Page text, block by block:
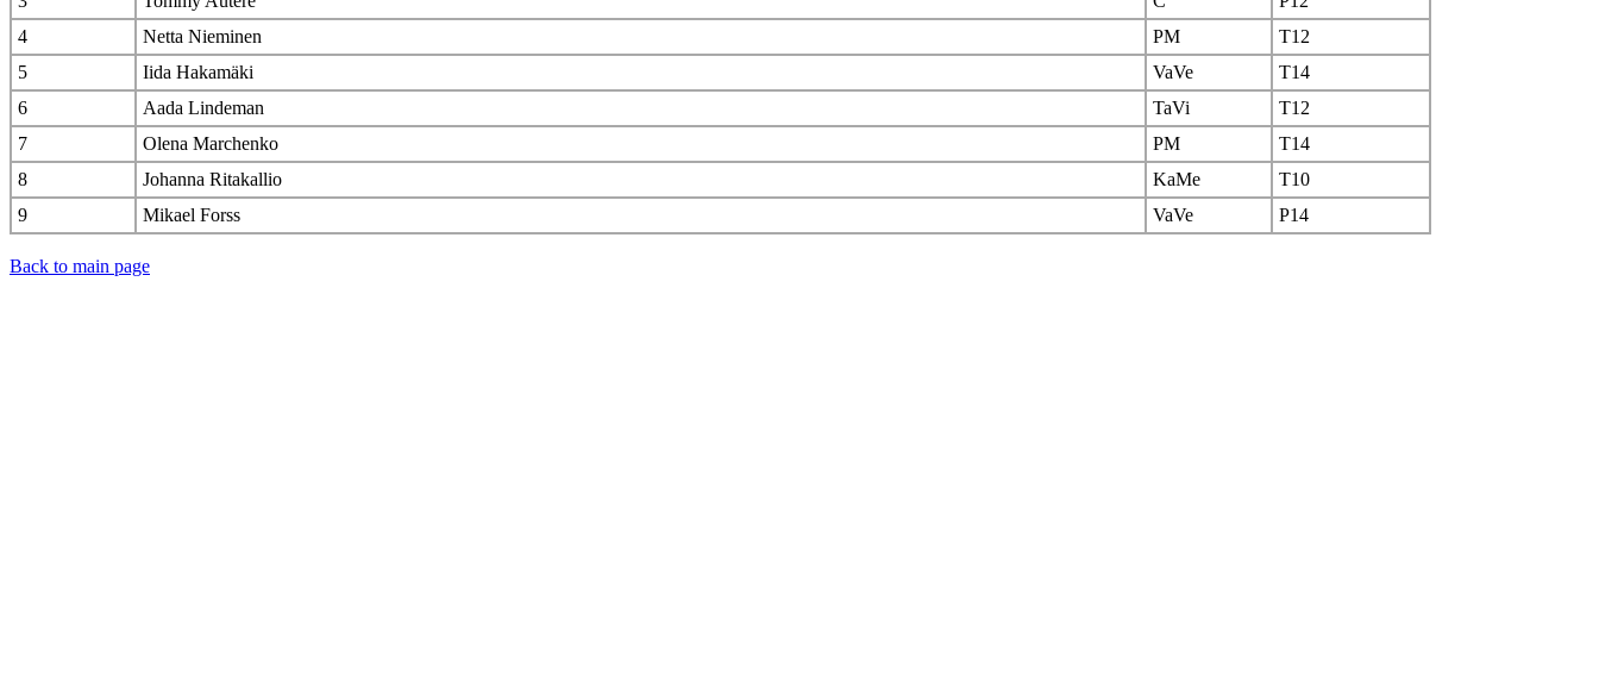
4
Netta Nieminen PM
T12
5
Iida Hakamäki VaVe
T14
6
Aada Lindeman TaVi
T12
7
Olena Marchenko PM
T14
8
Johanna Ritakallio KaMe
T10
9
Mikael Forss VaVe P14
Back to main page